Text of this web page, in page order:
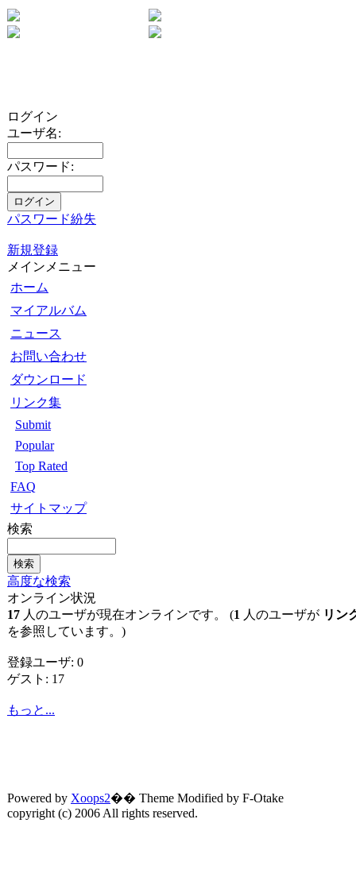
ログイン
ユーザ名:
パスワード:
パスワード紛失
新規登録
メインメニュー
ホーム
マイアルバム
ニュース
お問い合わせ
ダウンロード
リンク集
Submit
Popular
Top Rated
FAQ
サイトマップ
検索
高度な検索
オンライン状況
17 人のユーザが現在オンラインです。 (1 人のユーザが リン
を参照しています。)
登録ユーザ: 0
ゲスト: 17
もっと...
Powered by Xoops2�� Theme Modified by F-Otake
copyright (c) 2006 All rights reserved.